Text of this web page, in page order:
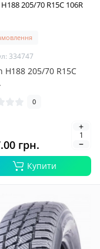
205/70 R15C 106R
334747
H188 205/70 R15C
0
грн.
Купити